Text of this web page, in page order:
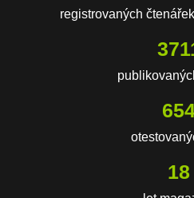
registrovaných
18